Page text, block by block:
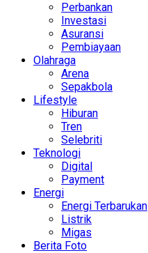
Perbankan
Investasi
Asuransi
Pembiayaan
Olahraga
Arena
Sepakbola
Lifestyle
Hiburan
Tren
Selebriti
Teknologi
Digital
Payment
Energi
Energi Terbarukan
Listrik
Migas
Berita Foto